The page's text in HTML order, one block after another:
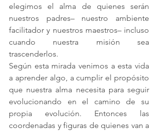
elegimos el alma de quienes serán
nuestros padres– nuestro ambiente
facilitador y nuestros maestros– incluso
cuando nuestra misión sea
trascenderlos.
Según esta mirada venimos a esta vida
a aprender algo, a cumplir el propósito
que nuestra alma necesita para seguir
evolucionando en el camino de su
propia evolución. Entonces las
coordenadas y figuras de quienes van a